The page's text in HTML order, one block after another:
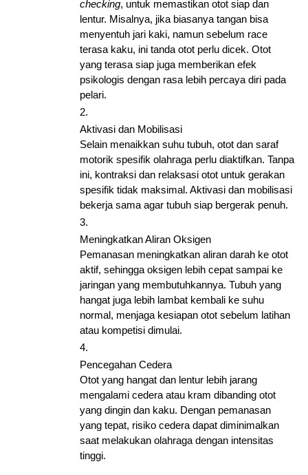
checking, untuk memastikan otot siap dan
lentur. Misalnya, jika biasanya tangan bisa
menyentuh jari kaki, namun sebelum race
terasa kaku, ini tanda otot perlu dicek. Otot
yang terasa siap juga memberikan efek
psikologis dengan rasa lebih percaya diri pada
pelari.
Aktivasi dan Mobilisasi
Selain menaikkan suhu tubuh, otot dan saraf
motorik spesifik olahraga perlu diaktifkan. Tanpa
ini, kontraksi dan relaksasi otot untuk gerakan
spesifik tidak maksimal. Aktivasi dan mobilisasi
bekerja sama agar tubuh siap bergerak penuh.
Meningkatkan Aliran Oksigen
Pemanasan meningkatkan aliran darah ke otot
aktif, sehingga oksigen lebih cepat sampai ke
jaringan yang membutuhkannya. Tubuh yang
hangat juga lebih lambat kembali ke suhu
normal, menjaga kesiapan otot sebelum latihan
atau kompetisi dimulai.
Pencegahan Cedera
Otot yang hangat dan lentur lebih jarang
mengalami cedera atau kram dibanding otot
yang dingin dan kaku. Dengan pemanasan
yang tepat, risiko cedera dapat diminimalkan
saat melakukan olahraga dengan intensitas
tinggi.